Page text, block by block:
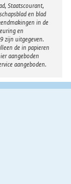
Staatscourant,
en blad
in de
en
zijn uitgegeven.
de in papieren
aangeboden
aangeboden.